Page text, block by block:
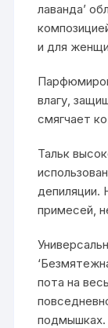
лаванда’
и для
влагу,
смягчает
Тальк
депиляции.
примесей,
пота на
подмышках.